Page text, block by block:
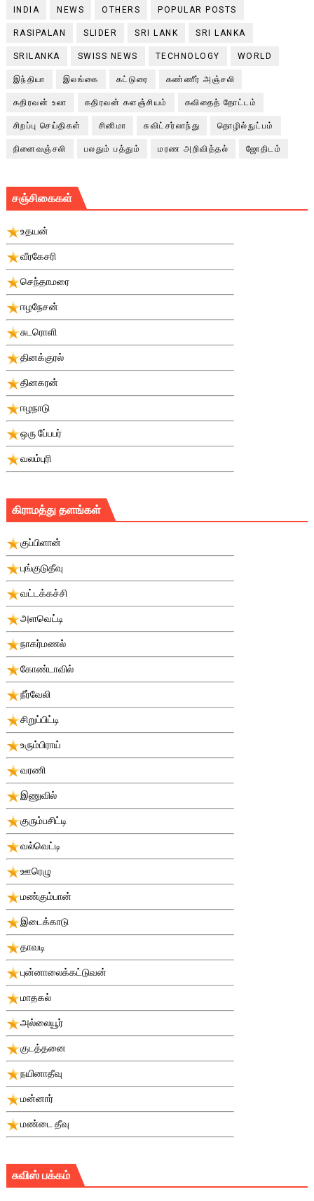
INDIA NEWS OTHERS POPULAR POSTS
RASIPALAN SLIDER SRI LANK SRI LANKA
SRILANKA SWISS NEWS TECHNOLOGY WORLD
இந்தியா இலங்கை கட்டுரை கண்ணீர் அஞ்சலி
கதிரவன் உலா கதிரவன் களஞ்சியம் கவிதைத் தோட்டம்
சிறப்பு செய்திகள் சினிமா சுவிட்சர்லாந்து தொழில்நுட்பம்
நினைவஞ்சலி பலதும் பத்தும் மரண அறிவித்தல் ஜோதிடம்
சஞ்சிகைகள்
உதயன்
வீரகேசரி
செந்தாமரை
ஈழநேசன்
சுடரொளி
தினக்குரல்
தினகரன்
ஈழநாடு
ஒரு பே்பபர்
வலம்புரி
கிராமத்து தளங்கள்
குப்பிளான்
புங்குடுதீவு
வட்டக்கச்சி
அளவெட்டி
நாகர்மணல்
கோண்டாவில்
நீர்வேலி
சிறுப்பிட்டி
உரும்பிராய்
வரணி
இணுவில்
குரும்பசிட்டி
வல்வெட்டி
ஊரெழு
மண்கும்பான்
இடைக்காடு
தாவடி
புன்னாலைக்கட்டுவன்
மாதகல்
அல்லையூர்
குடத்தனை
நயினாதீவு
மன்னார்
மண்டை தீவு
சுவிஸ் பக்கம்